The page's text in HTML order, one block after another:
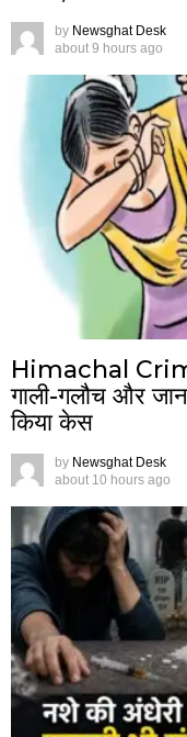
by Newsghat Desk
about 9 hours ago
Himachal
गाली-गलौच और
किया केस
by Newsghat Desk
about 10 hours ago